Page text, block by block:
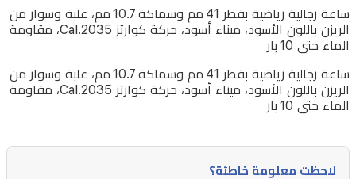
حتى
10 بار
ساعة رجالية رياضية بقطر 41 مم وسماكة 10.7 مم، علبة وسوار من
الريزن باللون الأسود، ميناء أسود، حركة كوارتز Cal.2035، مقاومة
الماء حتى 10 بار
ساعة رجالية رياضية بقطر 41 مم وسماكة 10.7 مم، علبة وسوار من
الريزن باللون الأسود، ميناء أسود، حركة كوارتز Cal.2035، مقاومة
الماء حتى 10 بار
لاحظت معلومة خاطئة؟